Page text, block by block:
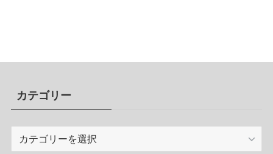
カテゴリー